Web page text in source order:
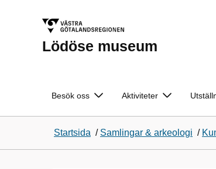
Lödöse museum
Besök oss Aktiviteter
Startsida / Samlingar & arkeologi /